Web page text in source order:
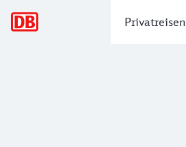
Privatreisen